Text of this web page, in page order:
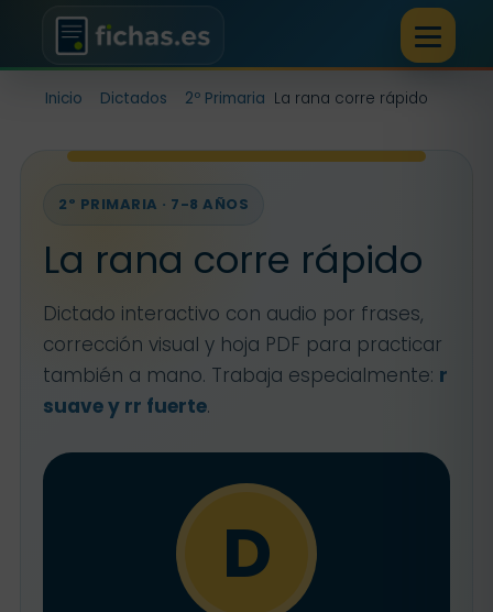
Inicio Dictados 2º Primaria La rana corre rápido
2º PRIMARIA · 7-8 AÑOS
La rana corre rápido
Dictado interactivo con audio por frases,
corrección visual y hoja PDF para practicar
también a mano. Trabaja especialmente: r
suave y rr fuerte.
D